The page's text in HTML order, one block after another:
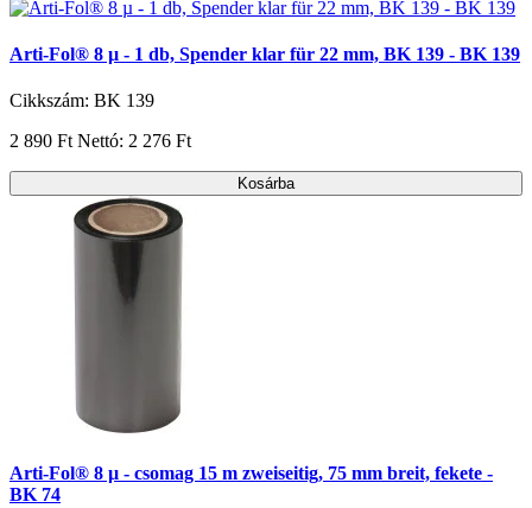
Arti-Fol® 8 µ - 1 db, Spender klar für 22 mm, BK 139 - BK 139
Cikkszám: BK 139
2 890 Ft Nettó: 2 276 Ft
Kosárba
Arti-Fol® 8 µ - csomag 15 m zweiseitig, 75 mm breit, fekete -
BK 74